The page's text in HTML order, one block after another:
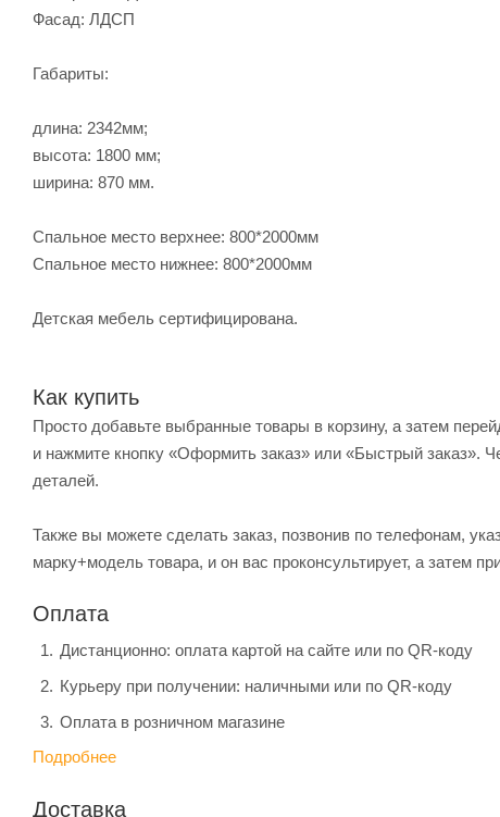
Фасад: ЛДСП
Габариты:
длина: 2342мм;
высота: 1800 мм;
ширина: 870 мм.
Спальное место верхнее: 800*2000мм
Спальное место нижнее: 800*2000мм
Детская мебель сертифицирована.
Как купить
Просто добавьте выбранные товары в корзину, а затем
и нажмите кнопку «Оформить заказ» или «Быстрый заказ».
деталей.
Также вы можете сделать заказ, позвонив по телефонам,
марку+модель товара, и он вас проконсультирует, а затем
Оплата
Дистанционно: оплата картой на сайте или по QR-коду
Курьеру при получении: наличными или по QR-коду
Оплата в розничном магазине
Подробнее
Доставка